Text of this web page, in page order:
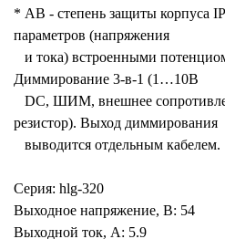
* AB - степень защиты корпуса
параметров (напряжения
и тока) встроенными
Диммирование 3-в-1 (1…10В
DC, ШИМ, внешнее
резистор). Выход диммирования
выводится отдельным кабелем.
Серия: hlg-320
Выходное напряжение, В: 54
Выходной ток, А: 5.9